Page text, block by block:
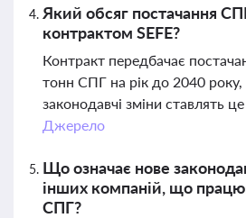
Який обсяг постачання
контрактом SEFE?
Контракт передбачає
тонн СПГ на рік до 2040 року,
законодавчі зміни ставлять
Джерело
Що означає нове
інших компаній, що
СПГ?